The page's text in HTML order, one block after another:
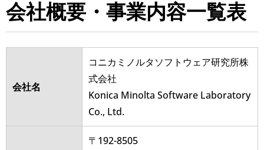
会社概要・事業内容一覧表
会社名
コニカミノルタソフトウェア研究所株
式会社
Konica Minolta Software Laboratory
Co., Ltd.
〒192-8505